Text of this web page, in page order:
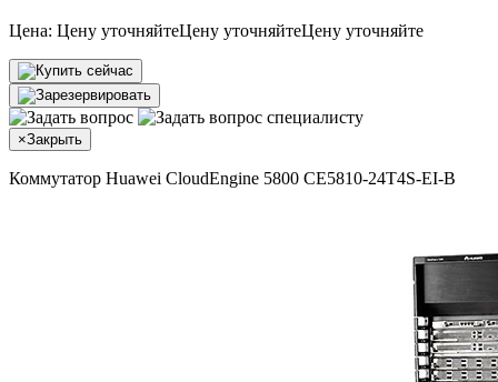
Цена: Цену уточняйтеЦену уточняйтеЦену уточняйте
×Закрыть
Коммутатор Huawei CloudEngine 5800 CE5810-24T4S-EI-B